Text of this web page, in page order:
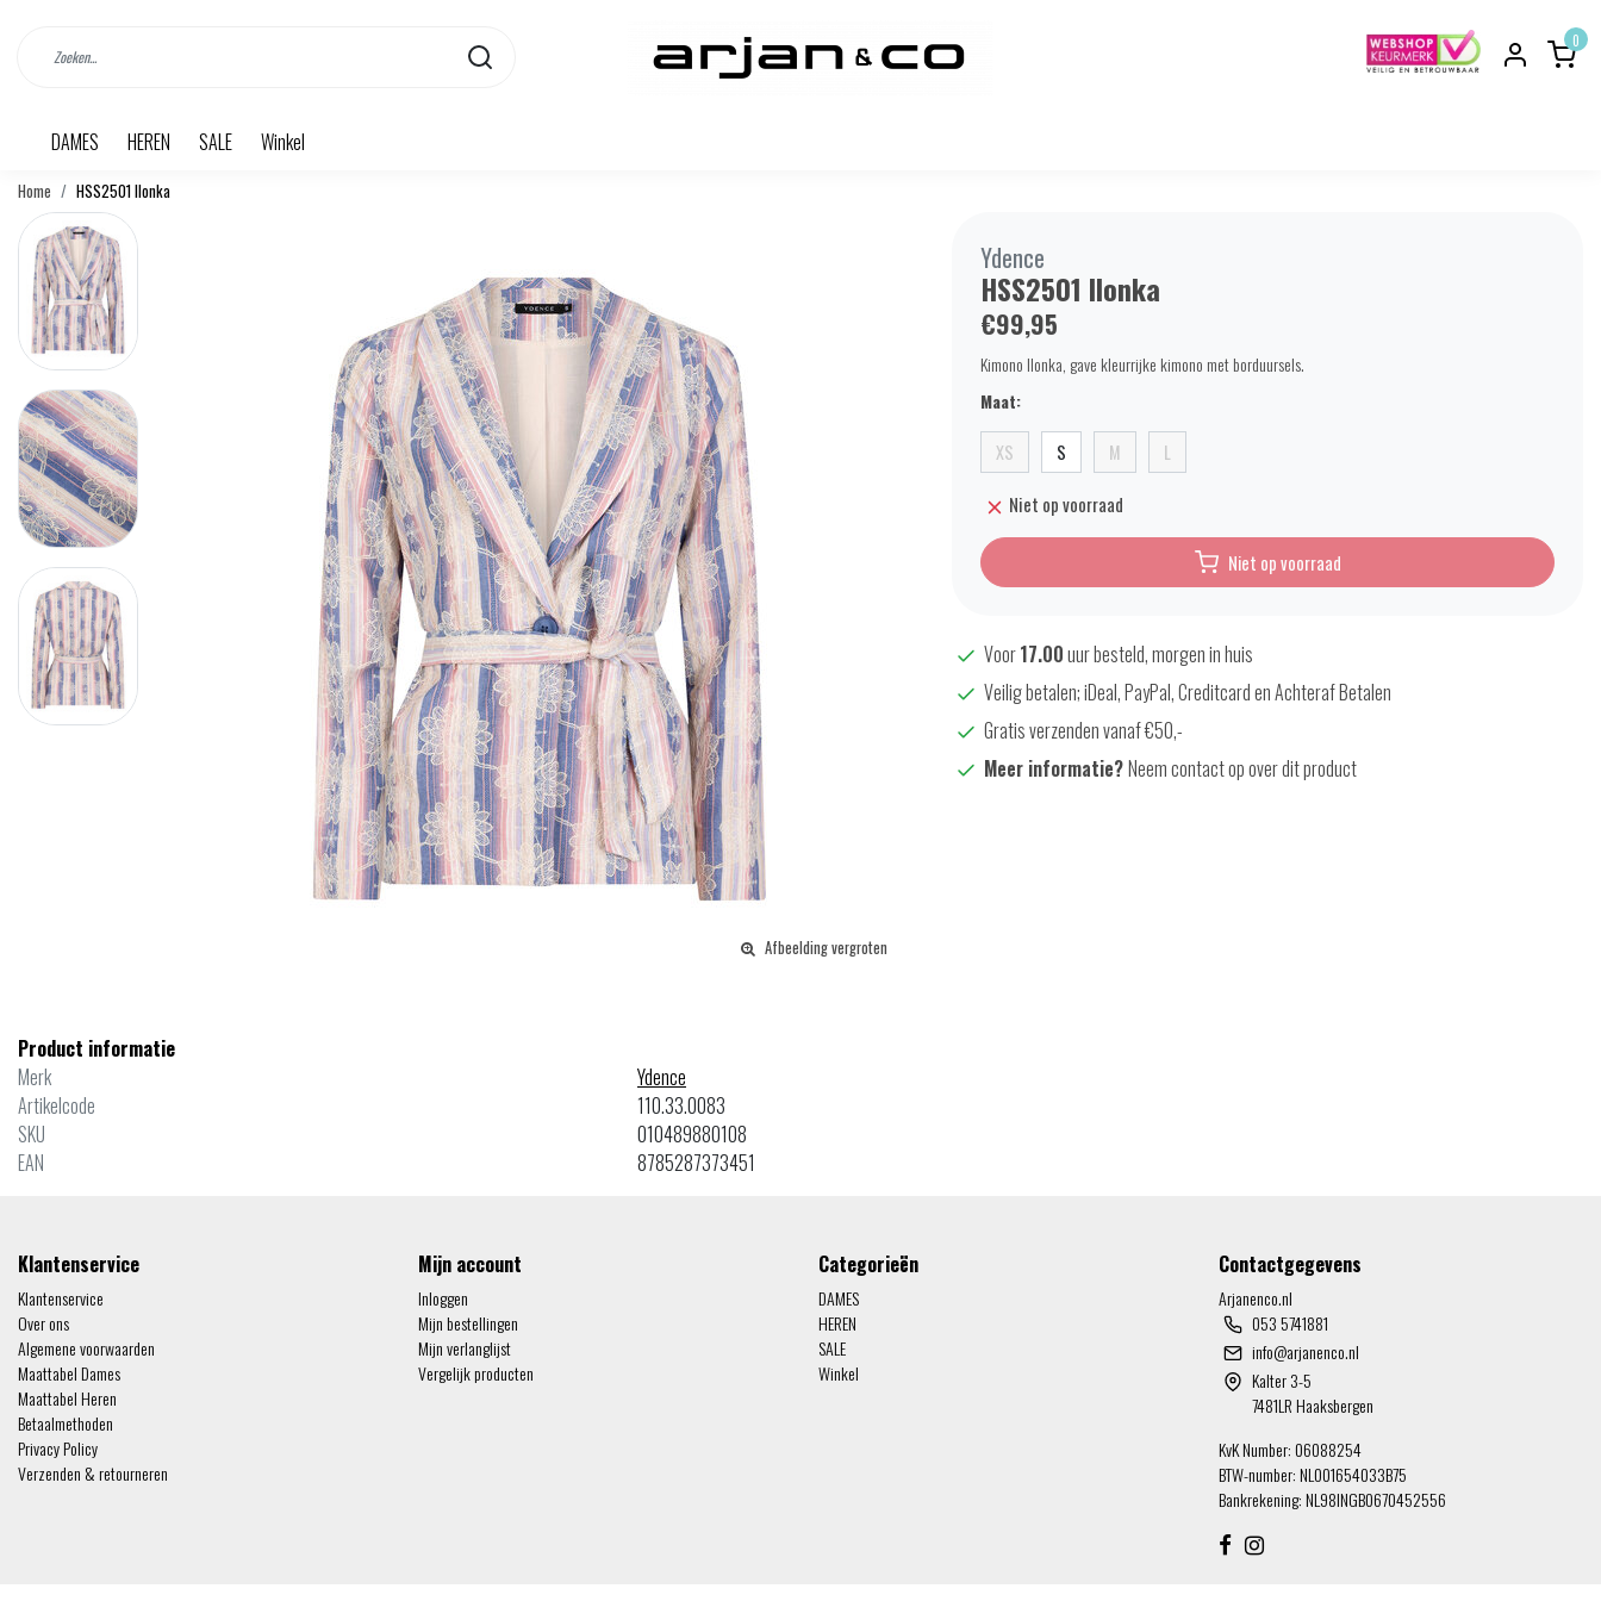
0
DAMES HEREN SALE Winkel
Home HSS2501 Ilonka
Afbeelding vergroten
Ydence
HSS2501 Ilonka
€99,95
Kimono Ilonka, gave kleurrijke kimono met borduursels.
Maat:
XS S M L
Niet op voorraad
Niet op voorraad
Voor17.00uur besteld, morgen in huis
Veilig betalen; iDeal, PayPal, Creditcard en Achteraf Betalen
Gratis verzenden vanaf €50,-
Meer informatie?Neem contact op over dit product
Product informatie
Merk
Ydence
Artikelcode
110.33.0083
SKU
010489880108
EAN
8785287373451
Klantenservice
Klantenservice
Over ons
Algemene voorwaarden
Maattabel Dames
Maattabel Heren
Betaalmethoden
Privacy Policy
Verzenden & retourneren
Mijn account
Inloggen
Mijn bestellingen
Mijn verlanglijst
Vergelijk producten
Categorieën
DAMES
HEREN
SALE
Winkel
Contactgegevens
Arjanenco.nl
053 5741881
info@arjanenco.nl
Kalter 3-5
7481LR Haaksbergen
KvK Number: 06088254
BTW-number: NL001654033B75
Bankrekening: NL98INGB0670452556